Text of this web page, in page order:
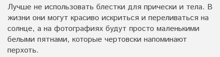
Лучше не использовать блестки для прически и тела. В
жизни они могут красиво искриться и переливаться на
солнце, а на фотографиях будут просто маленькими
белыми пятнами, которые чертовски напоминают
перхоть.